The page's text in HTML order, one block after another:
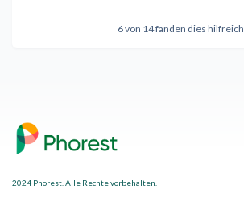
6 von 14 fanden dies hilfreich
2024 Phorest. Alle Rechte vorbehalten.